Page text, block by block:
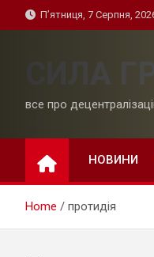
to
П’ятниця, 7 Серпня,
СИЛА
все про
НОВИНИ
Home протидія